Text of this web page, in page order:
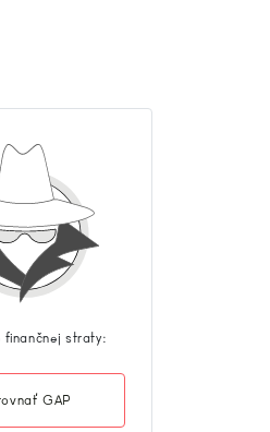
finančnej straty:
GAP